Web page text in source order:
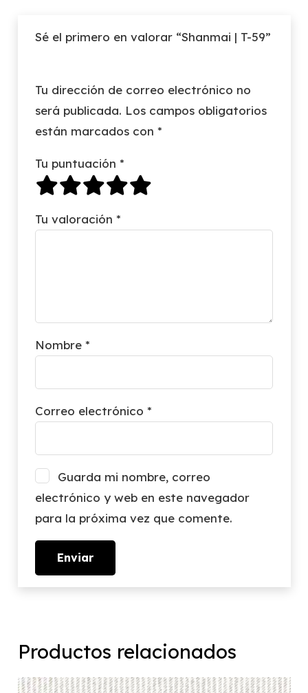
Sé el primero en valorar “Shanmai | T-59”
Tu dirección de correo electrónico no
será publicada. Los campos obligatorios
están marcados con *
Tu puntuación *
Tu valoración *
Nombre *
Correo electrónico *
Guarda mi nombre, correo
electrónico y web en este navegador
para la próxima vez que comente.
Productos relacionados